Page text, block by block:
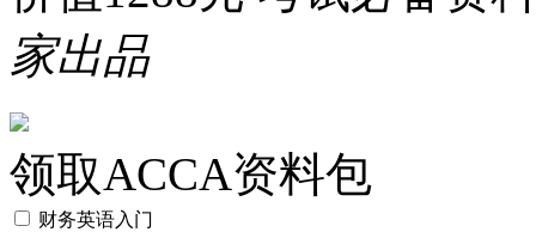
家出品
领取ACCA资料包
财务英语入门